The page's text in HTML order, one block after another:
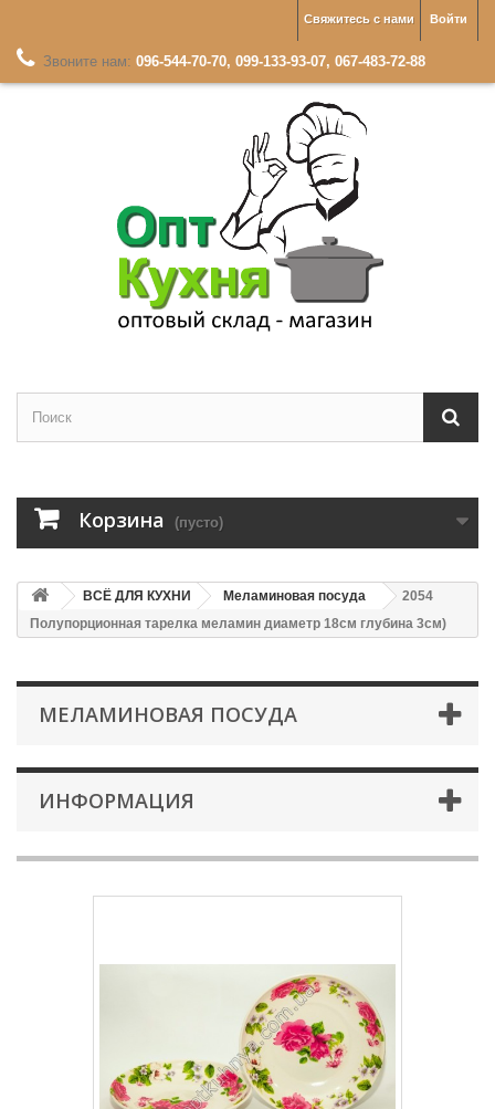
Войти
Свяжитесь с нами
Звоните нам: 096-544-70-70, 099-133-93-07, 067-483-72-88
Корзина (пусто)
ВСЁ ДЛЯ КУХНИ Меламиновая посуда
2054
Полупорционная тарелка меламин диаметр 18см глубина 3см)
МЕЛАМИНОВАЯ ПОСУДА
ИНФОРМАЦИЯ